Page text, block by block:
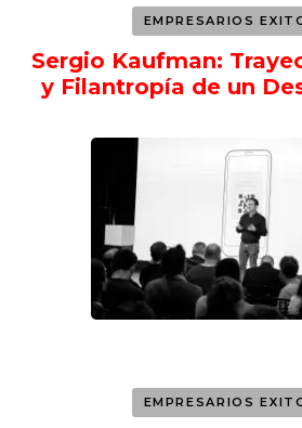
EMPRESARIOS
Sergio Kaufman:
y Filantropía de un
EMPRESARIOS